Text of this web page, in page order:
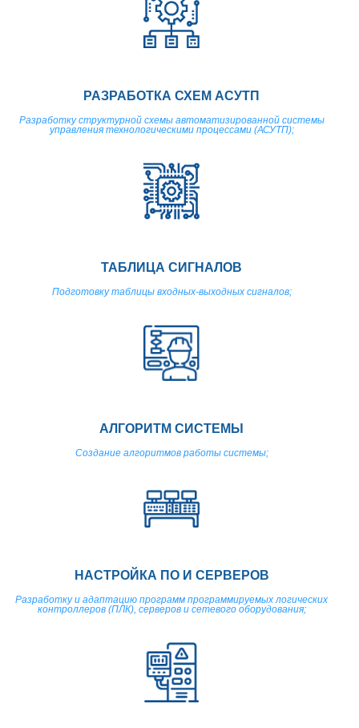
РАЗРАБОТКА СХЕМ АСУТП
Разработку структурной схемы автоматизированной системы
управления технологическими процессами (АСУТП);
ТАБЛИЦА СИГНАЛОВ
Подготовку таблицы входных-выходных сигналов;
АЛГОРИТМ СИСТЕМЫ
Создание алгоритмов работы системы;
НАСТРОЙКА ПО И СЕРВЕРОВ
Разработку и адаптацию программ программируемых логических
контроллеров (ПЛК), серверов и сетевого оборудования;